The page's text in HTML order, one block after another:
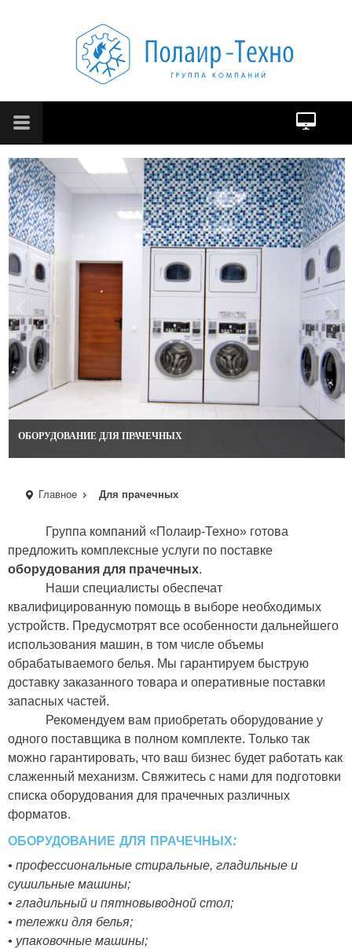
ОБОРУДОВАНИЕ ДЛЯ ПРАЧЕЧНЫХ
Главное Для прачечных
Группа компаний «Полаир-Техно» готова
предложить комплексные услуги по поставке
оборудования для прачечных.
Наши специалисты обеспечат
квалифицированную помощь в выборе необходимых
устройств. Предусмотрят все особенности дальнейшего
использования машин, в том числе объемы
обрабатываемого белья. Мы гарантируем быструю
доставку заказанного товара и оперативные поставки
запасных частей.
Рекомендуем вам приобретать оборудование у
одного поставщика в полном комплекте. Только так
можно гарантировать, что ваш бизнес будет работать как
слаженный механизм. Свяжитесь с нами для подготовки
списка оборудования для прачечных различных
форматов.
ОБОРУДОВАНИЕ ДЛЯ ПРАЧЕЧНЫХ:
• профессиональные стиральные, гладильные и
сушильные машины;
• гладильный и пятновыводной стол;
• тележки для белья;
• упаковочные машины;